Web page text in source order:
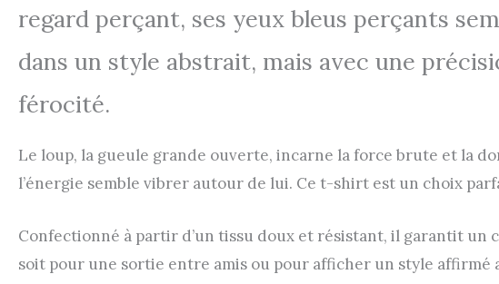
regard perçant, ses yeux bleus perçants
dans un style abstrait, mais avec une
férocité.
Le loup, la gueule grande ouverte, incarne la force brute et la
l’énergie semble vibrer autour de lui. Ce t-shirt est un choix
Confectionné à partir d’un tissu doux et résistant, il garantit
soit pour une sortie entre amis ou pour afficher un style